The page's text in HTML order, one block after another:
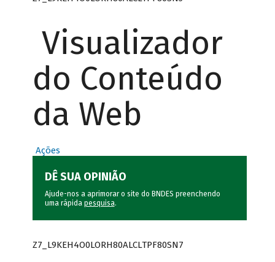
Visualizador
do Conteúdo
da Web
Ações
DÊ SUA OPINIÃO
Ajude-nos a aprimorar o site do BNDES preenchendo
uma rápida pesquisa.
Z7_L9KEH4O0LORH80ALCLTPF80SN7